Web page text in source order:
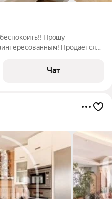
Прошу
Продается
можно превратить в 5
и
Чат